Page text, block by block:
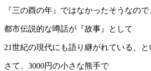
『三の酉の年』ではなかったそうなので
都市伝説的な噂話が『故事』として
21世紀の現代にも語り継がれている、と
さて、3000円の小さな熊手で